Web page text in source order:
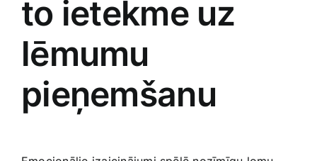
to ietekme ‍uz
lēmumu
pieņemšanu